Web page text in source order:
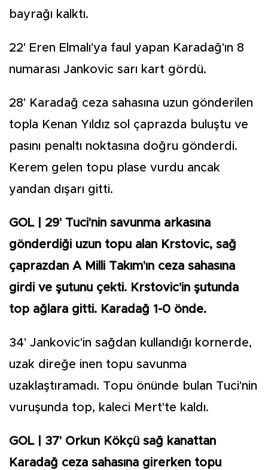
bayrağı kalktı.
22' Eren Elmalı'ya faul yapan Karadağ'ın 8
numarası Jankovic sarı kart gördü.
28' Karadağ ceza sahasına uzun gönderilen
topla Kenan Yıldız sol çaprazda buluştu ve
pasını penaltı noktasına doğru gönderdi.
Kerem gelen topu plase vurdu ancak
yandan dışarı gitti.
GOL | 29' Tuci'nin savunma arkasına
gönderdiği uzun topu alan Krstovic, sağ
çaprazdan A Milli Takım'ın ceza sahasına
girdi ve şutunu çekti. Krstovic'in şutunda
top ağlara gitti. Karadağ 1-0 önde.
34' Jankovic'in sağdan kullandığı kornerde,
uzak direğe inen topu savunma
uzaklaştıramadı. Topu önünde bulan Tuci'nin
vuruşunda top, kaleci Mert'te kaldı.
GOL | 37' Orkun Kökçü sağ kanattan
Karadağ ceza sahasına girerken topu